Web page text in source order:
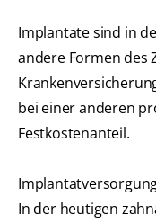
Implantate sind in
andere Formen des
bei einer anderen
Festkostenanteil.
In der heutigen